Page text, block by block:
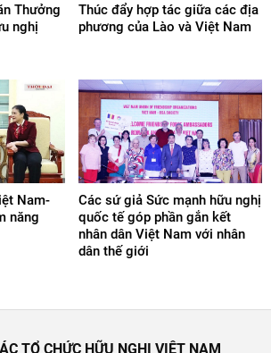
Thưởng
nghị
Thúc đẩy hợp tác giữa các địa
phương của Lào và Việt Nam
Nam-
năng
Các sứ giả Sức mạnh hữu nghị
quốc tế góp phần gắn kết
nhân dân Việt Nam với nhân
dân thế giới
TỔ CHỨC HỮU NGHỊ VIỆT NAM